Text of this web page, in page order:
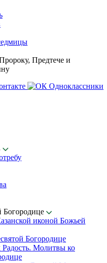
Предтече и
Одноклассники
иконой Божьей
Богородице
Молитвы ко